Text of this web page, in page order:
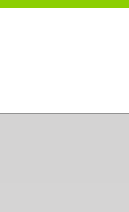
Direkt zum Inhalt